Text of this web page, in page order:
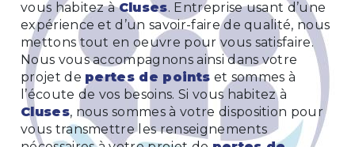
vous habitez àCluses. Entreprise usant d’une
expérience et d’un savoir-faire de qualité, nous
mettons tout en oeuvre pour vous satisfaire.
Nous vous accompagnons ainsi dans votre
projet de pertes de points et sommes à
l’écoute de vos besoins. Si vous habitez à
Cluses, nous sommes à votre disposition pour
vous transmettre les renseignements